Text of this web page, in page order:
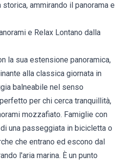
ammirando il panorama e
e Relax Lontano dalla
la sua estensione panoramica,
alla classica giornata in
balneabile nel senso
per chi cerca tranquillità,
mozzafiato. Famiglie con
una passeggiata in bicicletta o
che entrano ed escono dal
l'aria marina. È un punto